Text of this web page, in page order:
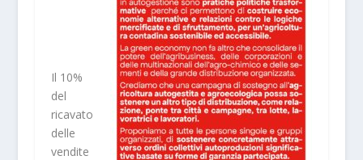
Il 10%
del
ricavato
delle
vendite